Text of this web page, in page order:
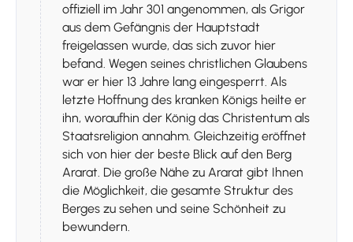
offiziell im Jahr 301 angenommen, als Grigor
aus dem Gefängnis der Hauptstadt
freigelassen wurde, das sich zuvor hier
befand. Wegen seines christlichen Glaubens
war er hier 13 Jahre lang eingesperrt. Als
letzte Hoffnung des kranken Königs heilte er
ihn, woraufhin der König das Christentum als
Staatsreligion annahm. Gleichzeitig eröffnet
sich von hier der beste Blick auf den Berg
Ararat. Die große Nähe zu Ararat gibt Ihnen
die Möglichkeit, die gesamte Struktur des
Berges zu sehen und seine Schönheit zu
bewundern.